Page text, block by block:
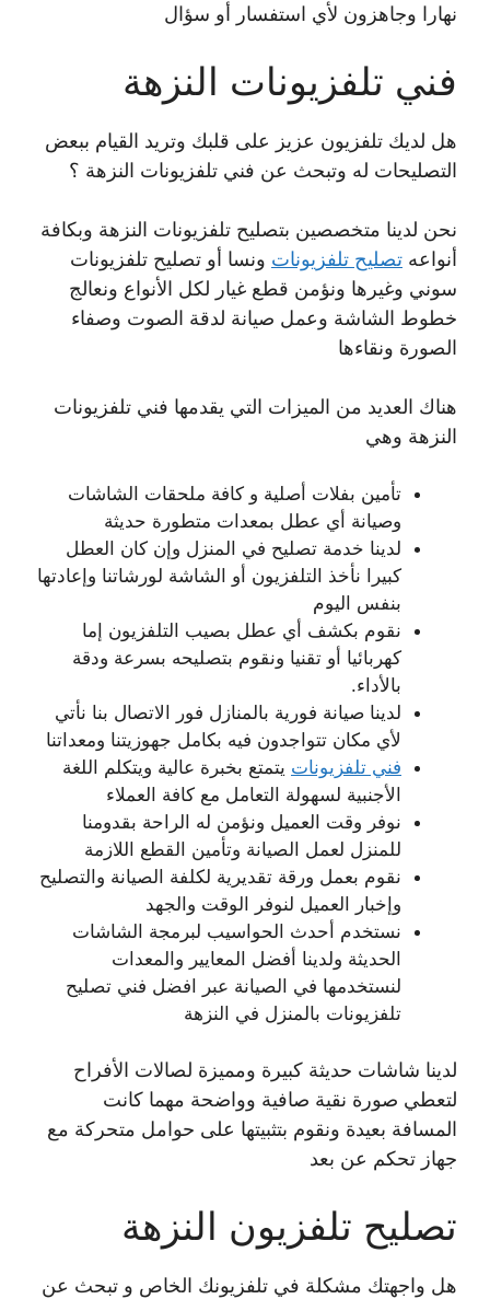
نهارا وجاهزون لأي استفسار أو سؤال
فني تلفزيونات النزهة
هل لديك تلفزيون عزيز على قلبك وتريد القيام ببعض
التصليحات له وتبحث عن فني تلفزيونات النزهة ؟
نحن لدينا متخصصين بتصليح تلفزيونات النزهة وبكافة
أنواعه تصليح تلفزيونات ونسا أو تصليح تلفزيونات
سوني وغيرها ونؤمن قطع غيار لكل الأنواع ونعالج
خطوط الشاشة وعمل صيانة لدقة الصوت وصفاء
الصورة ونقاءها
هناك العديد من الميزات التي يقدمها فني تلفزيونات
النزهة وهي
تأمين بفلات أصلية و كافة ملحقات الشاشات
وصيانة أي عطل بمعدات متطورة حديثة
لدينا خدمة تصليح في المنزل وإن كان العطل
كبيرا نأخذ التلفزيون أو الشاشة لورشاتنا وإعادتها
بنفس اليوم
نقوم بكشف أي عطل بصيب التلفزيون إما
كهربائيا أو تقنيا ونقوم بتصليحه بسرعة ودقة
بالأداء.
لدينا صيانة فورية بالمنازل فور الاتصال بنا نأتي
لأي مكان تتواجدون فيه بكامل جهوزيتنا ومعداتنا
فني تلفزيونات يتمتع بخبرة عالية ويتكلم اللغة
الأجنبية لسهولة التعامل مع كافة العملاء
نوفر وقت العميل ونؤمن له الراحة بقدومنا
للمنزل لعمل الصيانة وتأمين القطع اللازمة
نقوم بعمل ورقة تقديرية لكلفة الصيانة والتصليح
وإخبار العميل لنوفر الوقت والجهد
نستخدم أحدث الحواسيب لبرمجة الشاشات
الحديثة ولدينا أفضل المعايير والمعدات
لنستخدمها في الصيانة عبر افضل فني تصليح
تلفزيونات بالمنزل في النزهة
لدينا شاشات حديثة كبيرة ومميزة لصالات الأفراح
لتعطي صورة نقية صافية وواضحة مهما كانت
المسافة بعيدة ونقوم بتثبيتها على حوامل متحركة مع
جهاز تحكم عن بعد
تصليح تلفزيون النزهة
هل واجهتك مشكلة في تلفزيونك الخاص و تبحث عن